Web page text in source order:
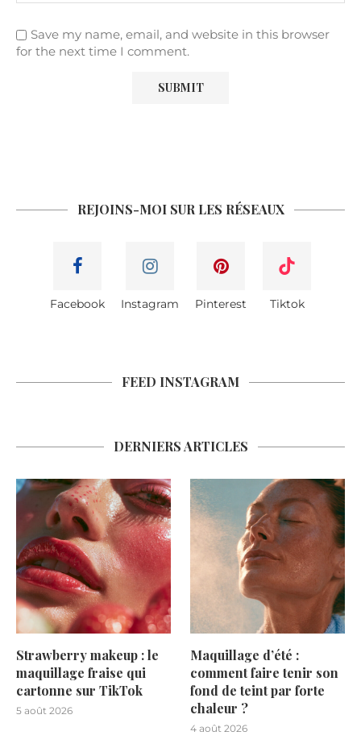
Save my name, email, and website in this browser
for the next time I comment.
REJOINS-MOI SUR LES RÉSEAUX
Facebook Instagram Pinterest Tiktok
FEED INSTAGRAM
DERNIERS ARTICLES
Strawberry makeup : le
maquillage fraise qui
cartonne sur TikTok
5 août 2026
Maquillage d’été :
comment faire tenir son
fond de teint par forte
chaleur ?
4 août 2026